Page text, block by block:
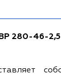
280-46-